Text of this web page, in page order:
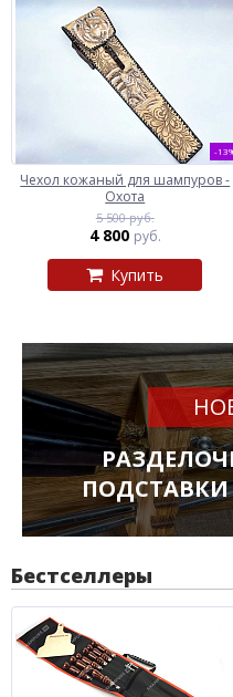
-
Чехол кожаный для шампуров -
Охота
5 500 руб.
4 800 руб.
Купить
Бестселлеры